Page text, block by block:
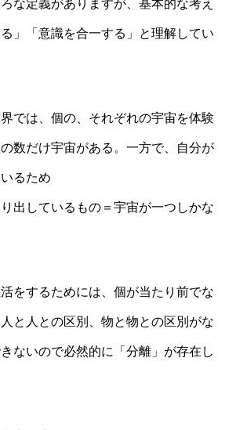
な定義がありますが、基本的な考え
」「意識を合一する」と理解してい
では、個の、それぞれの宇宙を体験
数だけ宇宙がある。一方で、自分が
るため
出しているもの＝宇宙が一つしかな
をするためには、個が当たり前でな
と人との区別、物と物との区別がな
ないので必然的に「分離」が存在し